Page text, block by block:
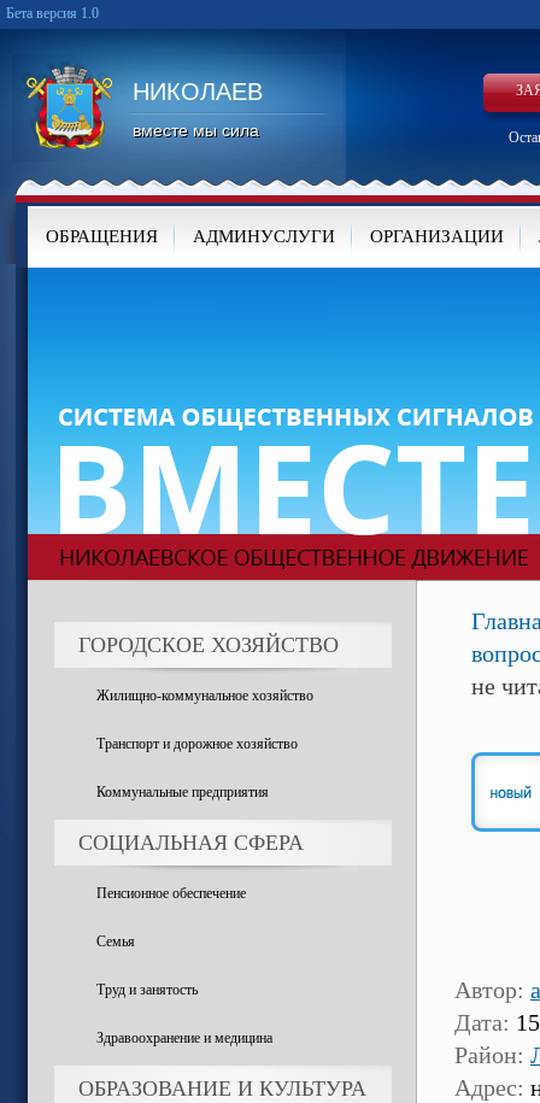
Бета версия 1.0
НИКОЛАЕВ
вместе мы сила
ОБРАЩЕНИЯ АДМИНУСЛУГИ ОРГАНИЗАЦИИ
ГОРОДСКОЕ ХОЗЯЙСТВО
Жилищно-коммунальное хозяйство
Транспорт и дорожное хозяйство
Коммунальные предприятия
СОЦИАЛЬНАЯ СФЕРА
Пенсионное обеспечение
Семья
Труд и занятость
Здравоохранение и медицина
ОБРАЗОВАНИЕ И КУЛЬТУРА
не
Автор:
Дата:
Район:
Адрес: